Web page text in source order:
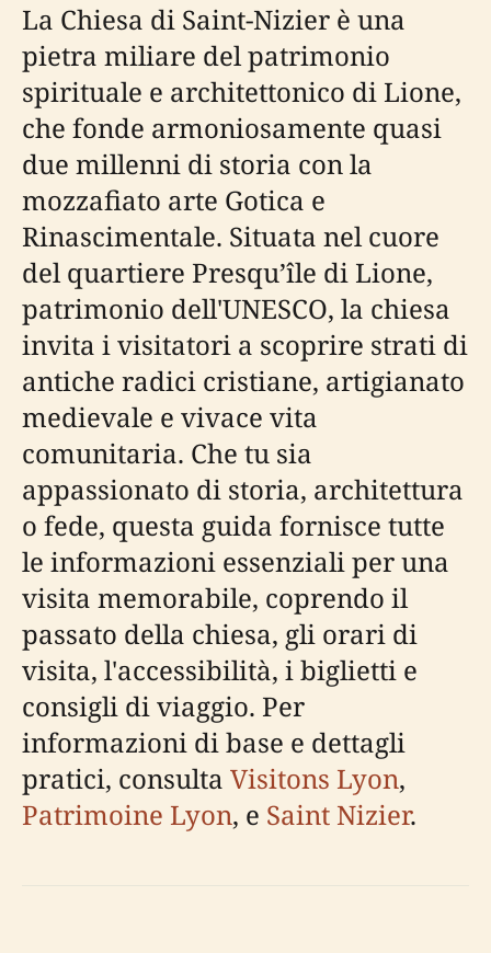
La Chiesa di Saint-Nizier è una
pietra miliare del patrimonio
spirituale e architettonico di Lione,
che fonde armoniosamente quasi
due millenni di storia con la
mozzafiato arte Gotica e
Rinascimentale. Situata nel cuore
del quartiere Presqu’île di Lione,
patrimonio dell'UNESCO, la chiesa
invita i visitatori a scoprire strati di
antiche radici cristiane, artigianato
medievale e vivace vita
comunitaria. Che tu sia
appassionato di storia, architettura
o fede, questa guida fornisce tutte
le informazioni essenziali per una
visita memorabile, coprendo il
passato della chiesa, gli orari di
visita, l'accessibilità, i biglietti e
consigli di viaggio. Per
informazioni di base e dettagli
pratici, consulta Visitons Lyon,
Patrimoine Lyon, e Saint Nizier.